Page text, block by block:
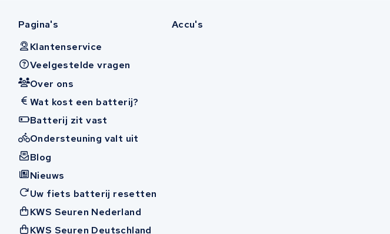
Pagina's
Klantenservice
Veelgestelde vragen
Over ons
Wat kost een batterij?
Batterij zit vast
Ondersteuning valt uit
Blog
Nieuws
Uw fiets batterij resetten
KWS Seuren Nederland
KWS Seuren Deutschland
Accu's